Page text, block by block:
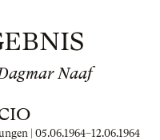
Naaf
| 05.06.1964–12.06.1964